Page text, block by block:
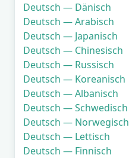
Deutsch — Dänisch
Deutsch — Arabisch
Deutsch — Japanisch
Deutsch — Chinesisch
Deutsch — Russisch
Deutsch — Koreanisch
Deutsch — Albanisch
Deutsch — Schwedisch
Deutsch — Norwegisch
Deutsch — Lettisch
Deutsch — Finnisch